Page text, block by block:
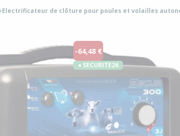
-64,48 €
♦ SECURITE26